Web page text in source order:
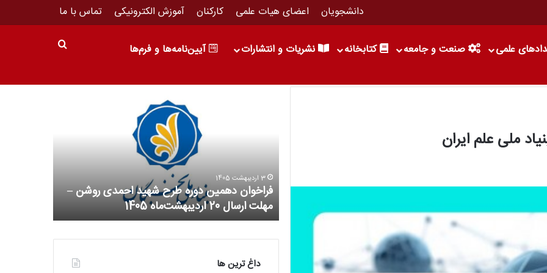
دانشجویان اعضای هیات علمی کارکنان آموزش الکترونیکی تماس با ما
علمی صنعت و‌‍ جامعه کتابخانه نشریات و انتشارات آیین‌نامه‌ها و فرم‌ها
ملی علم ایران
ملی
فراخوان پژوهشی «سازمان بهزیستی کشور در سال
1405»
3 اردیبهشت 1405
فراخوان دهمین دوره طرح شهید احمدی روشن –
مهلت ارسال 20 اردیبهشت‌ماه 1405
داغ ترین ها